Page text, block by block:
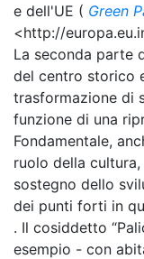
e dell'UE ( Green
<http://
La seconda parte
del centro storico
trasformazione di
funzione di una
Fondamentale,
ruolo della
sostegno dello
dei punti forti in
. Il cosiddetto
esempio - con